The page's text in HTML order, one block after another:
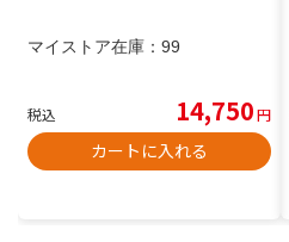
マイストア在庫： 99
税込 14,750円
カートに入れる